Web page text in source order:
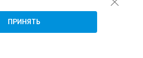
ПРИНЯТЬ